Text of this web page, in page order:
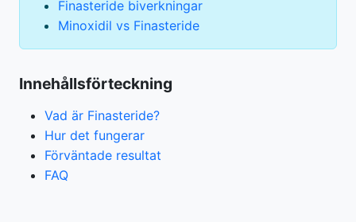
Finasteride biverkningar
Minoxidil vs Finasteride
Innehållsförteckning
Vad är Finasteride?
Hur det fungerar
Förväntade resultat
FAQ